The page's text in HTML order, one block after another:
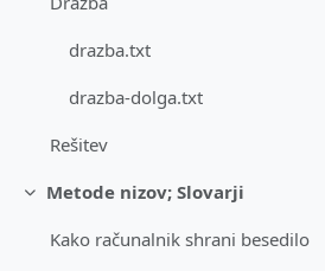
drazba.txt
drazba-dolga.txt
Rešitev
SkrčiMetode nizov; Slovarji
Kako računalnik shrani besedilo